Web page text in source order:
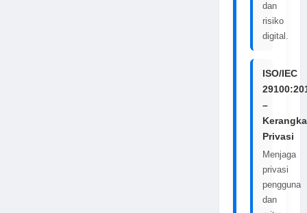
dan
risiko
digital.
ISO/IEC
–
Kerangka
Privasi
Menjaga
privasi
pengguna
dan